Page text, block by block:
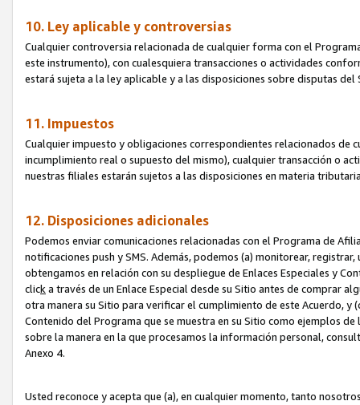
10. Ley aplicable y controversias
Cualquier controversia relacionada de cualquier forma con el
este instrumento), con cualesquiera transacciones o actividades
estará sujeta a la ley aplicable y a las disposiciones sobre disputas
11. Impuestos
Cualquier impuesto y obligaciones correspondientes relacionados de
incumplimiento real o supuesto del mismo), cualquier transacción o
nuestras filiales estarán sujetos a las disposiciones en materia
12. Disposiciones adicionales
Podemos enviar comunicaciones relacionadas con el Programa de
notificaciones push y SMS. Además, podemos (a) monitorear,
obtengamos en relación con su despliegue de Enlaces Especiales y
clicka través de un Enlace Especial desde su Sitio antes de comprar
otra manera su Sitio para verificar el cumplimiento de este Acuerdo,
Contenido del Programa que se muestra en su Sitio como ejemplos
sobre la manera en la que procesamos la información personal,
Anexo 4.
Usted reconoce y acepta que (a), en cualquier momento, tanto